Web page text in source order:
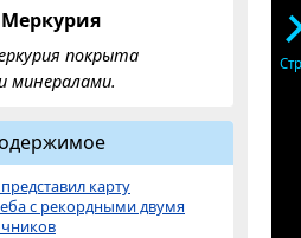
покрыта
минералами.
карту
с рекордными двумя